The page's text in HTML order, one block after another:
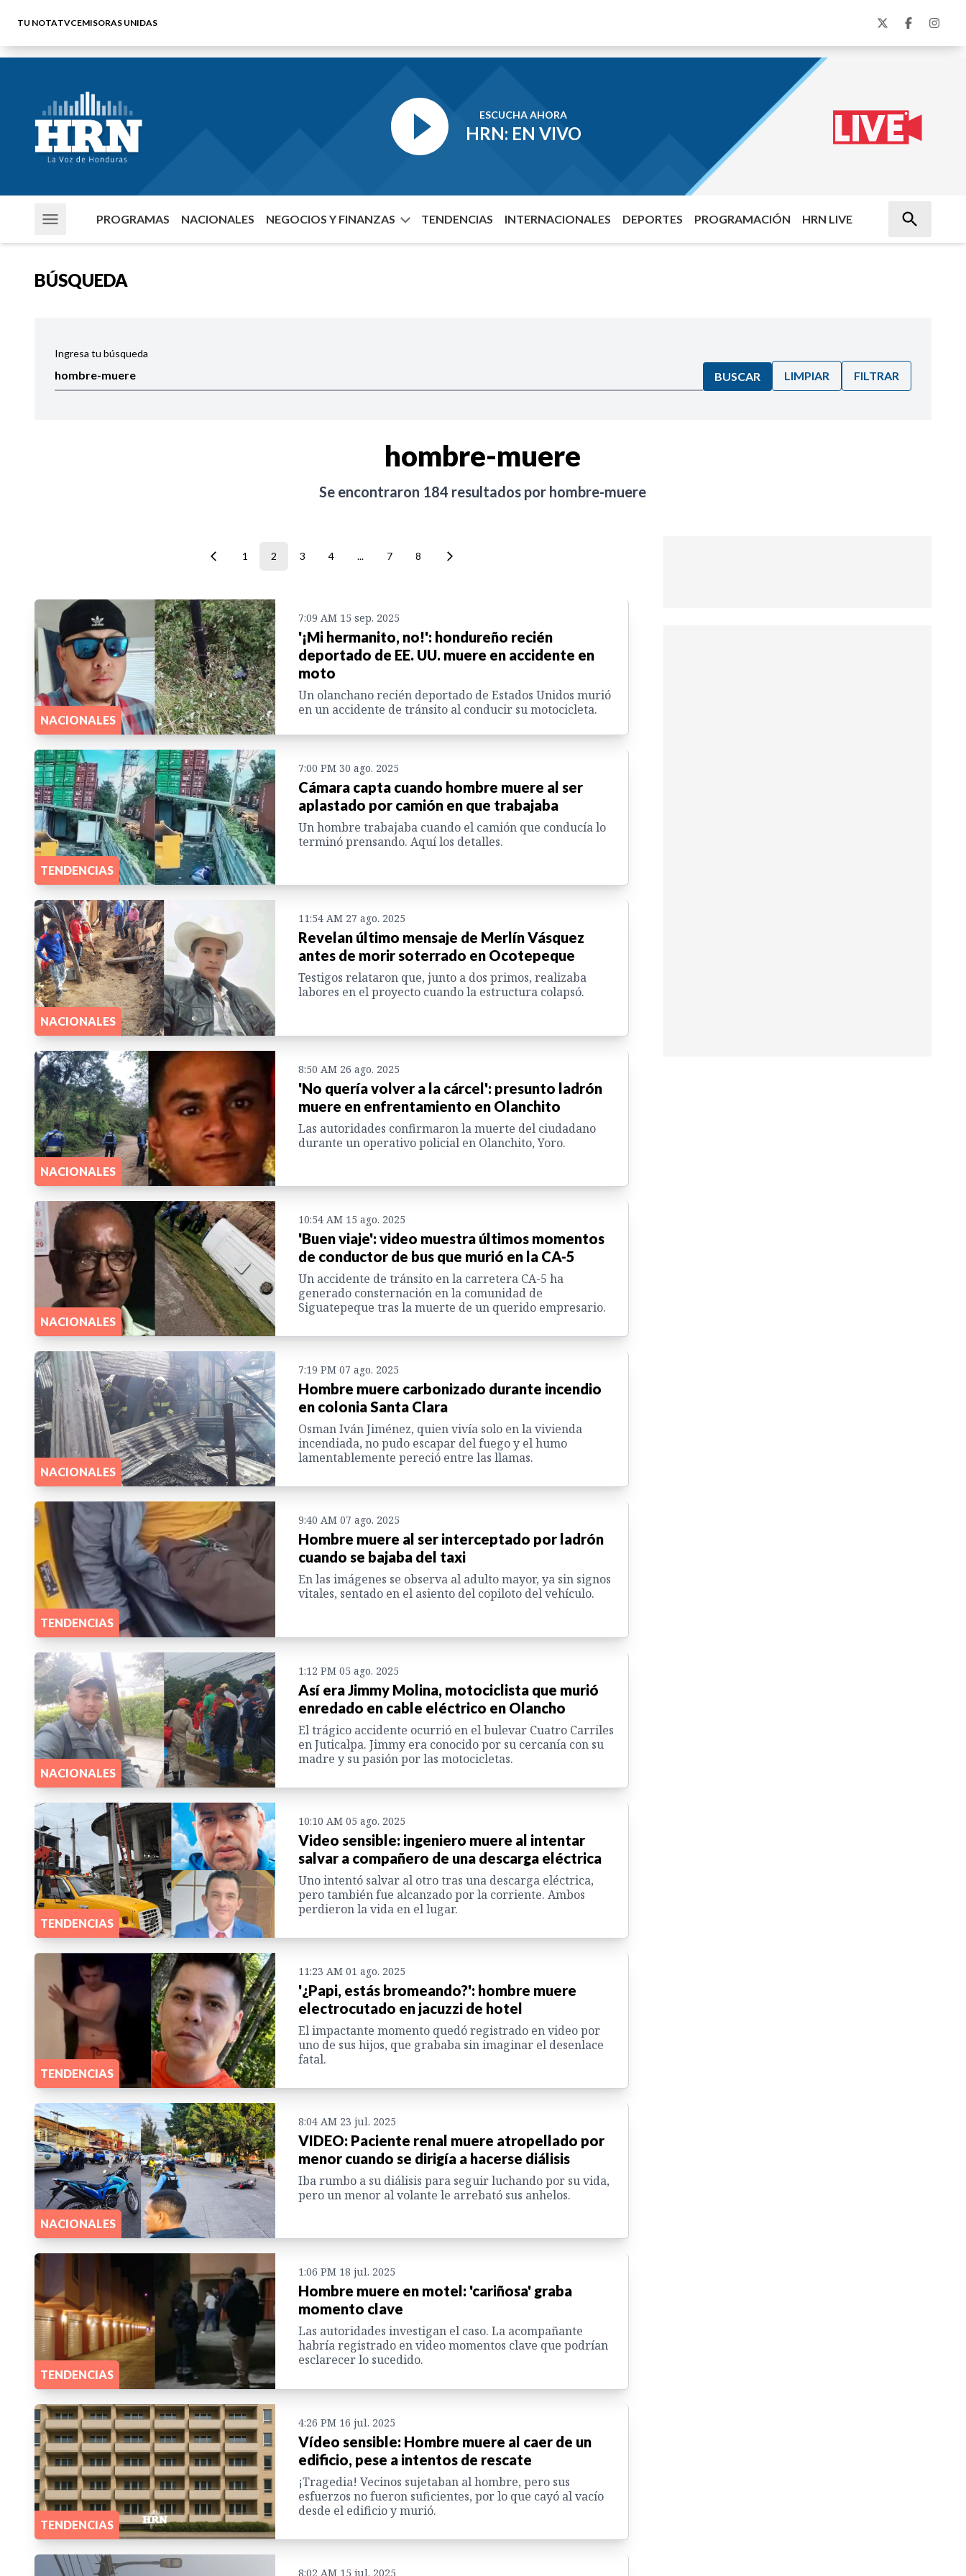
TU NOTATVCEMISORAS UNIDAS
ESCUCHA AHORA
HRN: EN VIVO
PROGRAMAS NACIONALES NEGOCIOS Y FINANZAS TENDENCIAS INTERNACIONALES DEPORTES PROGRAMACIÓN HRN LIVE
BÚSQUEDA
Ingresa tu búsqueda
BUSCAR LIMPIAR FILTRAR
hombre-muere
Se encontraron 184 resultados por hombre-muere
1 2 3 4 ... 7 8
NACIONALES
7:09 AM 15 sep. 2025
'¡Mi hermanito, no!': hondureño recién
deportado de EE. UU. muere en accidente en
moto
Un olanchano recién deportado de Estados Unidos murió
en un accidente de tránsito al conducir su motocicleta.
TENDENCIAS
7:00 PM 30 ago. 2025
Cámara capta cuando hombre muere al ser
aplastado por camión en que trabajaba
Un hombre trabajaba cuando el camión que conducía lo
terminó prensando. Aquí los detalles.
NACIONALES
11:54 AM 27 ago. 2025
Revelan último mensaje de Merlín Vásquez
antes de morir soterrado en Ocotepeque
Testigos relataron que, junto a dos primos, realizaba
labores en el proyecto cuando la estructura colapsó.
NACIONALES
8:50 AM 26 ago. 2025
'No quería volver a la cárcel': presunto ladrón
muere en enfrentamiento en Olanchito
Las autoridades confirmaron la muerte del ciudadano
durante un operativo policial en Olanchito, Yoro.
NACIONALES
10:54 AM 15 ago. 2025
'Buen viaje': video muestra últimos momentos
de conductor de bus que murió en la CA-5
Un accidente de tránsito en la carretera CA-5 ha
generado consternación en la comunidad de
Siguatepeque tras la muerte de un querido empresario.
NACIONALES
7:19 PM 07 ago. 2025
Hombre muere carbonizado durante incendio
en colonia Santa Clara
Osman Iván Jiménez, quien vivía solo en la vivienda
incendiada, no pudo escapar del fuego y el humo
lamentablemente pereció entre las llamas.
TENDENCIAS
9:40 AM 07 ago. 2025
Hombre muere al ser interceptado por ladrón
cuando se bajaba del taxi
En las imágenes se observa al adulto mayor, ya sin signos
vitales, sentado en el asiento del copiloto del vehículo.
NACIONALES
1:12 PM 05 ago. 2025
Así era Jimmy Molina, motociclista que murió
enredado en cable eléctrico en Olancho
El trágico accidente ocurrió en el bulevar Cuatro Carriles
en Juticalpa. Jimmy era conocido por su cercanía con su
madre y su pasión por las motocicletas.
TENDENCIAS
10:10 AM 05 ago. 2025
Video sensible: ingeniero muere al intentar
salvar a compañero de una descarga eléctrica
Uno intentó salvar al otro tras una descarga eléctrica,
pero también fue alcanzado por la corriente. Ambos
perdieron la vida en el lugar.
TENDENCIAS
11:23 AM 01 ago. 2025
'¿Papi, estás bromeando?': hombre muere
electrocutado en jacuzzi de hotel
El impactante momento quedó registrado en video por
uno de sus hijos, que grababa sin imaginar el desenlace
fatal.
NACIONALES
8:04 AM 23 jul. 2025
VIDEO: Paciente renal muere atropellado por
menor cuando se dirigía a hacerse diálisis
Iba rumbo a su diálisis para seguir luchando por su vida,
pero un menor al volante le arrebató sus anhelos.
TENDENCIAS
1:06 PM 18 jul. 2025
Hombre muere en motel: 'cariñosa' graba
momento clave
Las autoridades investigan el caso. La acompañante
habría registrado en video momentos clave que podrían
esclarecer lo sucedido.
TENDENCIAS
4:26 PM 16 jul. 2025
Vídeo sensible: Hombre muere al caer de un
edificio, pese a intentos de rescate
¡Tragedia! Vecinos sujetaban al hombre, pero sus
esfuerzos no fueron suficientes, por lo que cayó al vacío
desde el edificio y murió.
8:02 AM 15 jul. 2025